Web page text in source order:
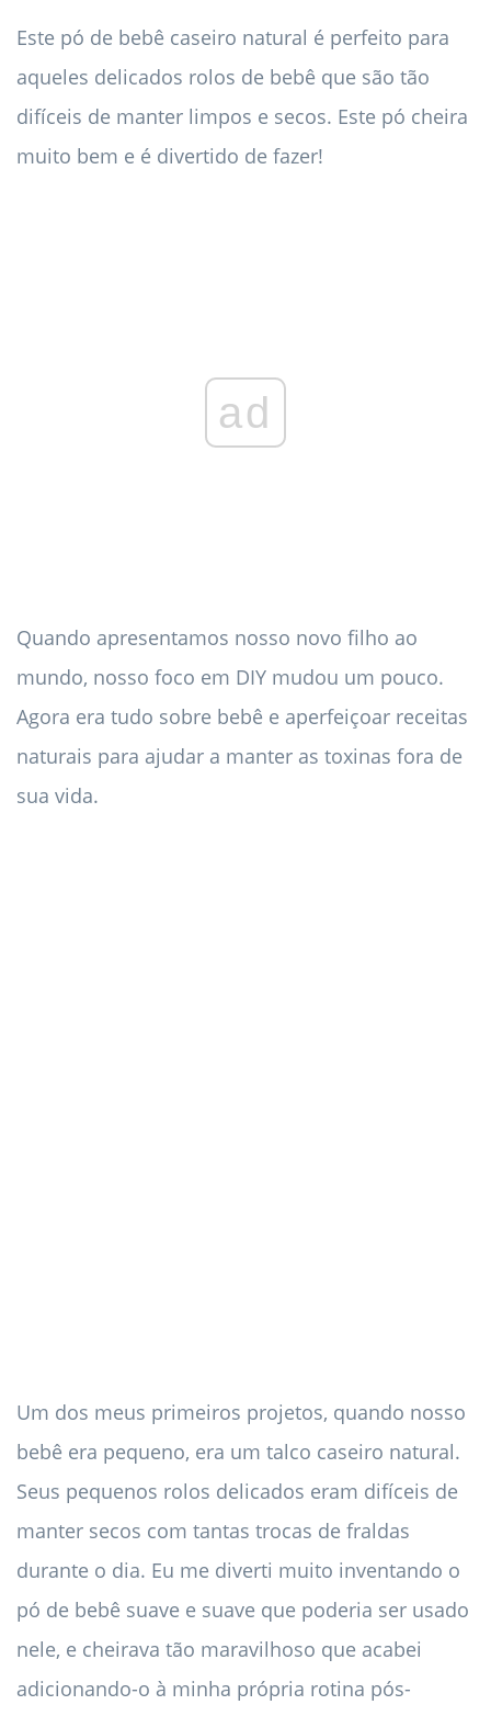
Este pó de bebê caseiro natural é perfeito para
aqueles delicados rolos de bebê que são tão
difíceis de manter limpos e secos. Este pó cheira
muito bem e é divertido de fazer!
ad
Quando apresentamos nosso novo filho ao
mundo, nosso foco em DIY mudou um pouco.
Agora era tudo sobre bebê e aperfeiçoar receitas
naturais para ajudar a manter as toxinas fora de
sua vida.
Um dos meus primeiros projetos, quando nosso
bebê era pequeno, era um talco caseiro natural.
Seus pequenos rolos delicados eram difíceis de
manter secos com tantas trocas de fraldas
durante o dia. Eu me diverti muito inventando o
pó de bebê suave e suave que poderia ser usado
nele, e cheirava tão maravilhoso que acabei
adicionando-o à minha própria rotina pós-